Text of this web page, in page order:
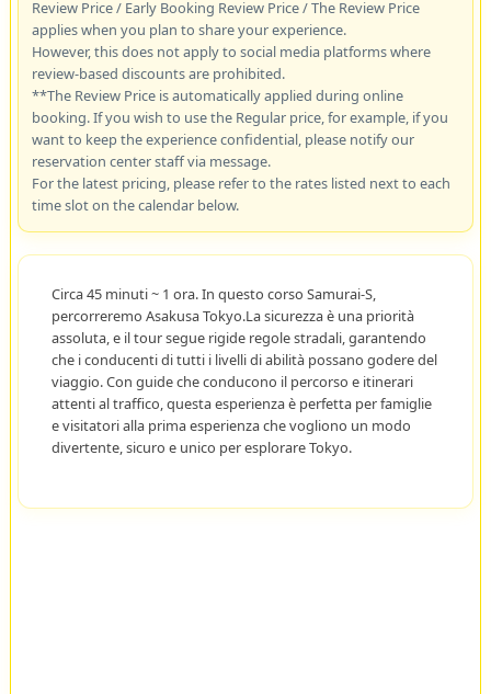
Review Price / Early Booking Review Price / The Review Price
applies when you plan to share your experience.
However, this does not apply to social media platforms where
review-based discounts are prohibited.
**The Review Price is automatically applied during online
booking. If you wish to use the Regular price, for example, if you
want to keep the experience confidential, please notify our
reservation center staff via message.
For the latest pricing, please refer to the rates listed next to each
time slot on the calendar below.
Circa 45 minuti ~ 1 ora. In questo corso Samurai-S,
percorreremo Asakusa Tokyo.La sicurezza è una priorità
assoluta, e il tour segue rigide regole stradali, garantendo
che i conducenti di tutti i livelli di abilità possano godere del
viaggio. Con guide che conducono il percorso e itinerari
attenti al traffico, questa esperienza è perfetta per famiglie
e visitatori alla prima esperienza che vogliono un modo
divertente, sicuro e unico per esplorare Tokyo.